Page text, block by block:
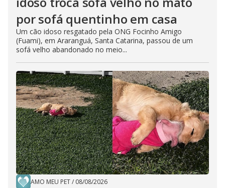
por sofá quentinho em casa
Um cão idoso resgatado pela ONG Focinho Amigo
(Fuami), em Araranguá, Santa Catarina, passou de um
sofá velho abandonado no meio...
AMO MEU PET/ 08/08/2026